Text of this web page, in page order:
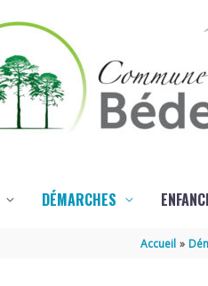
DÉMARCHES
Accueil